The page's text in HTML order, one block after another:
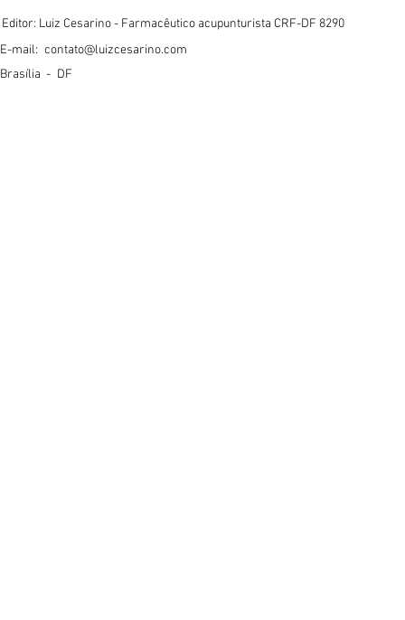
Editor: Luiz Cesarino - Farmacêutico acupunturista CRF-DF 8290
E-mail: contato@luizcesarino.com
Brasília - DF